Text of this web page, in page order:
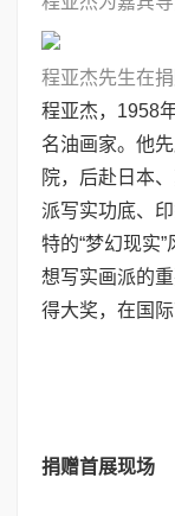
程亚杰先生在
程亚杰，1958
名油画家。他
院，后赴日本
派写实功底、
特的“梦幻现实
想写实画派的
得大奖，在国
捐赠首展现场